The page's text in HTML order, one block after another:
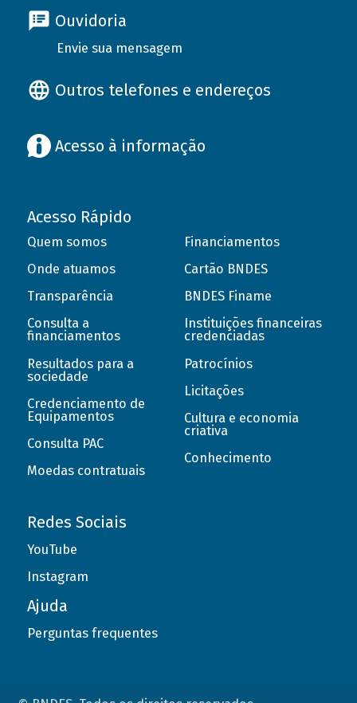
Ouvidoria
Envie sua mensagem
Outros telefones e endereços
Acesso à informação
Acesso Rápido
Quem somos
Onde atuamos
Transparência
Consulta a
financiamentos
Resultados para a
sociedade
Credenciamento de
Equipamentos
Consulta PAC
Moedas contratuais
Financiamentos
Cartão BNDES
BNDES Finame
Instituições financeiras
credenciadas
Patrocínios
Licitações
Cultura e economia
criativa
Conhecimento
Redes Sociais
YouTube
Instagram
Ajuda
Perguntas frequentes